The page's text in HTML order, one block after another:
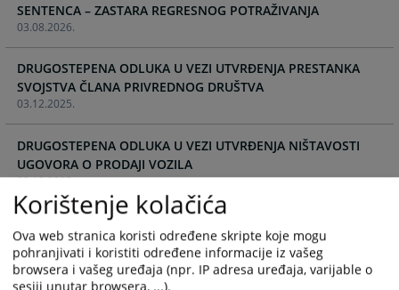
forward
to
interact
with
the
calendar
and
select
a
Press
question
mark
key
forward
interact
with
the
and
select
a
Press
the
question
mark
key
03.08.2026.
SENTENCA – ZASTARA REGRESNOG POTRAŽIVANJA
03.12.2025.
DRUGOSTEPENA ODLUKA U VEZI UTVRĐENJA PRESTANKA
SVOJSTVA ČLANA PRIVREDNOG DRUŠTVA
03.12.2025.
DRUGOSTEPENA ODLUKA U VEZI UTVRĐENJA NIŠTAVOSTI
UGOVORA O PRODAJI VOZILA
26.11.2025.
ODLUKA ISKLJUČENJE ČLANA IZ DRUŠTVA
NAKNADA ŠTETE - SAOBRAĆAJNA NEZGODA
Korištenje kolačića
Ova web stranica koristi određene skripte koje mogu
pohranjivati i koristiti određene informacije iz vašeg
browsera i vašeg uređaja (npr. IP adresa uređaja, varijable o
sesiji unutar browsera, ...).